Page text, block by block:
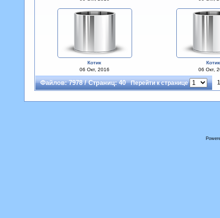
Котик
06 Окт, 2016
Котик
06 Окт,
Файлов: 7978 / Страниц: 40 Перейти к странице 1